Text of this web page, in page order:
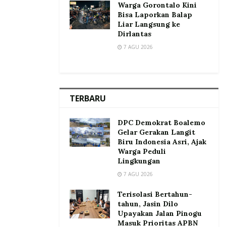
Warga Gorontalo Kini
Bisa Laporkan Balap
Liar Langsung ke
Dirlantas
7 AGU 2026
TERBARU
DPC Demokrat Boalemo
Gelar Gerakan Langit
Biru Indonesia Asri, Ajak
Warga Peduli
Lingkungan
7 AGU 2026
Terisolasi Bertahun-
tahun, Jasin Dilo
Upayakan Jalan Pinogu
Masuk Prioritas APBN